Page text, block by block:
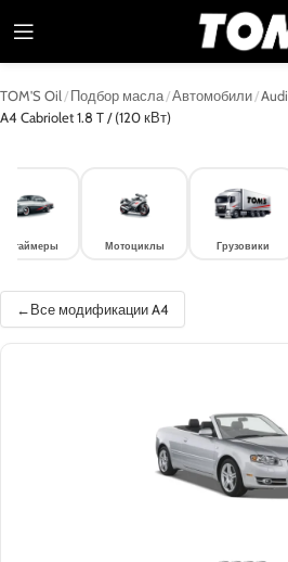
TOM'S Oil /Подбор масла/Автомобили/Audi
A4 Cabriolet 1.8 T / (120 кВт)
Мотоциклы Грузовики
Все модификации A4